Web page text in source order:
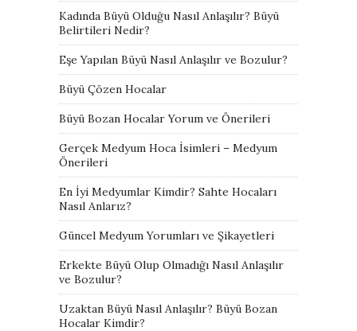
Kadında Büyü Olduğu Nasıl Anlaşılır? Büyü
Belirtileri Nedir?
Eşe Yapılan Büyü Nasıl Anlaşılır ve Bozulur?
Büyü Çözen Hocalar
Büyü Bozan Hocalar Yorum ve Önerileri
Gerçek Medyum Hoca İsimleri – Medyum
Önerileri
En İyi Medyumlar Kimdir? Sahte Hocaları
Nasıl Anlarız?
Güncel Medyum Yorumları ve Şikayetleri
Erkekte Büyü Olup Olmadığı Nasıl Anlaşılır
ve Bozulur?
Uzaktan Büyü Nasıl Anlaşılır? Büyü Bozan
Hocalar Kimdir?